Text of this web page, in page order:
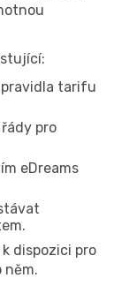
tarifu
pro
eDreams
dispozici pro
něm.